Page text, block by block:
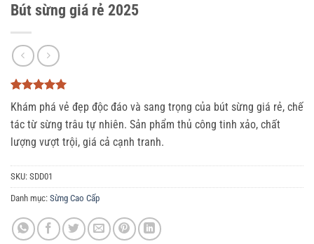
Bút sừng giá rẻ 2025
5trên 5
dựa trên
3
đánh giá
Khám phá vẻ đẹp độc đáo và sang trọng của bút sừng giá rẻ, chế
tác từ sừng trâu tự nhiên. Sản phẩm thủ công tinh xảo, chất
lượng vượt trội, giá cả cạnh tranh.
SKU: SDD01
Danh mục: Sừng Cao Cấp